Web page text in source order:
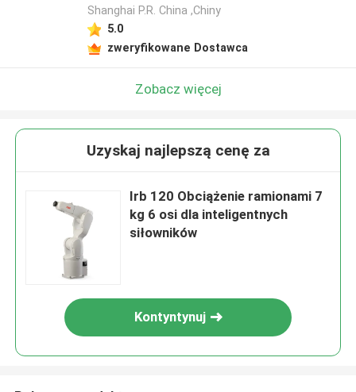
Shanghai P.R. China ,Chiny
5.0
zweryfikowane Dostawca
Zobacz więcej
Uzyskaj najlepszą cenę za
Irb 120 Obciążenie ramionami 7
kg 6 osi dla inteligentnych
siłowników
Kontyntynuj